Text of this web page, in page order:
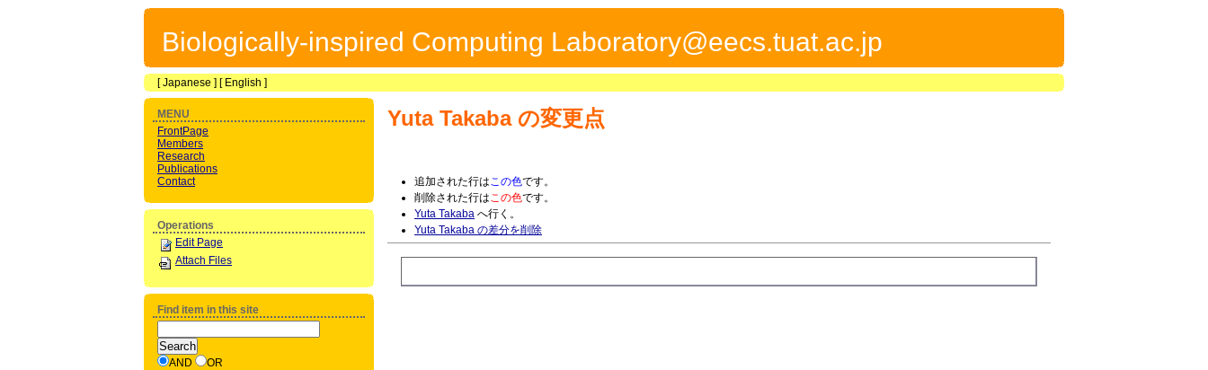
Biologically-inspired Computing Laboratory@eecs.tuat.ac.jp
[Japanese ] [ English ]
Yuta Takabaの変更点
追加された行はこの色です。
削除された行はこの色です。
Yuta Takaba へ行く。
Yuta Takaba の差分を削除
MENU
FrontPage
Members
Research
Publications
Contact
Operations
Edit Page
Attach Files
Find item in this site
AND OR